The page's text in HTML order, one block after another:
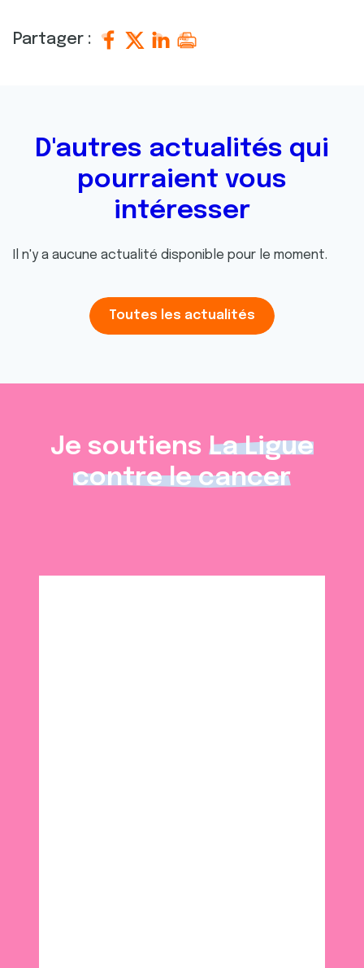
Partager :
D'autres actualités qui
pourraient vous
intéresser
Il n'y a aucune actualité disponible pour le moment.
Toutes les actualités
Je soutiens La Ligue
contre le cancer